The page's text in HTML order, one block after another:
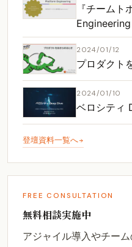
『チーム
Engineering
2024/01/12
プロダクト
2024/01/10
ベロシティ
登壇資料一覧へ
FREE CONSULTATION
無料相談実施中
アジャイル導入やチー